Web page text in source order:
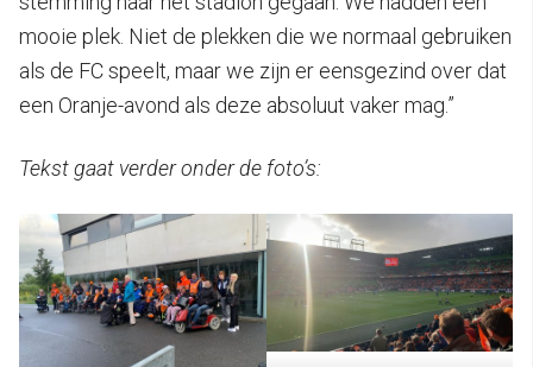
mooie plek. Niet de plekken die we normaal gebruiken
als de FC speelt, maar we zijn er eensgezind over dat
een Oranje-avond als deze absoluut vaker mag.”
Tekst gaat verder onder de foto’s: